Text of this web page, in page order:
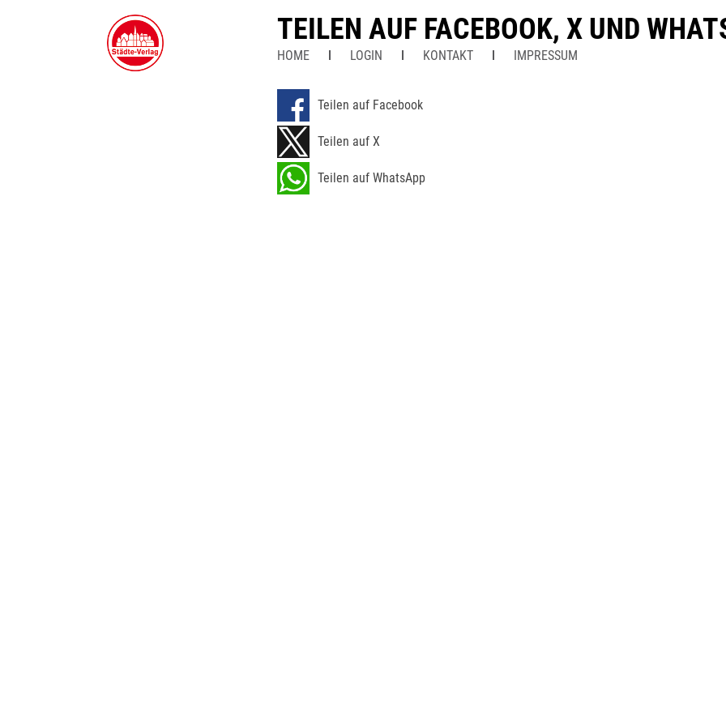
TEILEN AUF FACEBOOK, X UND
HOME LOGIN KONTAKT IMPRESSUM
Teilen auf Facebook
Teilen auf X
Teilen auf WhatsApp